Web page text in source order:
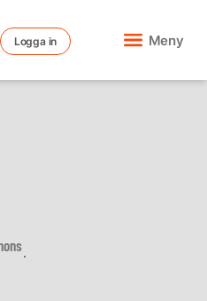
Logga in Meny